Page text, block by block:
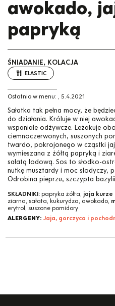
awokado,
papryką
ŚNIADANIE, KOLACJA
ELASTIC
Ostatnio w menu: , 5.4.2021
Sałatka tak pełna mocy, że
do działania. Króluje w niej
wspaniale odżywcze. Leżakuje
ciemnoczerwonych, suszonych
twardo, pokrojonego w cząstki
wymieszana z żółtą papryką i
sałatą lodową. Sos to słodko-
nutkę musztardy i moc słodyczy,
Odrobina pieprzu, szczypta
SKŁADNIKI: papryka żółta, jaja kurze
ziarna, sałata, kukurydza, awokado,
erytrol, suszone pomidory
ALERGENY: Jaja, gorczyca i